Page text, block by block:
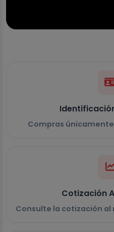
Compras
Cotización
Consulte la cotización